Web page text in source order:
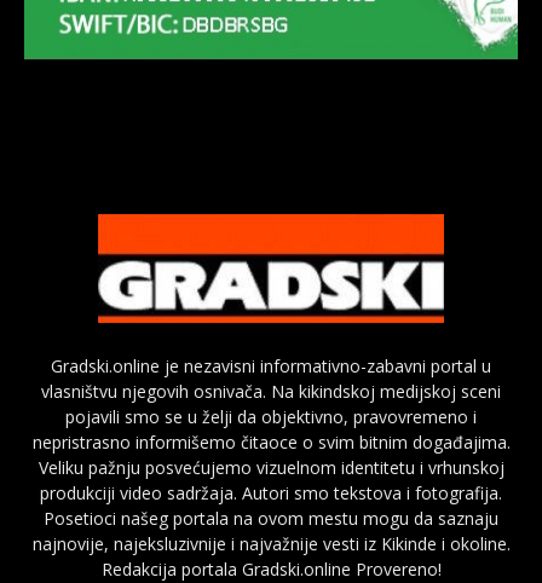
Gradski.online je nezavisni informativno-zabavni portal u
vlasništvu njegovih osnivača. Na kikindskoj medijskoj sceni
pojavili smo se u želji da objektivno, pravovremeno i
nepristrasno informišemo čitaoce o svim bitnim događajima.
Veliku pažnju posvećujemo vizuelnom identitetu i vrhunskoj
produkciji video sadržaja. Autori smo tekstova i fotografija.
Posetioci našeg portala na ovom mestu mogu da saznaju
najnovije, najeksluzivnije i najvažnije vesti iz Kikinde i okoline.
Redakcija portala Gradski.online Provereno!